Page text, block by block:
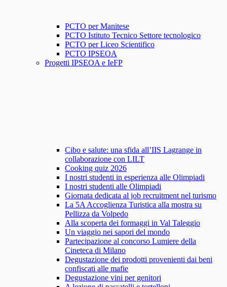
PCTO per Manitese
PCTO Istituto Tecnico Settore tecnologico
PCTO per Liceo Scientifico
PCTO IPSEOA
Progetti IPSEOA e IeFP
Cibo e salute: una sfida all’IIS Lagrange in
collaborazione con LILT
Cooking quiz 2026
I nostri studenti in esperienza alle Olimpiadi
I nostri studenti alle Olimpiadi
Giornata dedicata al job recruitment nel turismo
La 5A Accoglienza Turistica alla mostra su
Pellizza da Volpedo
Alla scoperta dei formaggi in Val Taleggio
Un viaggio nei sapori del mondo
Partecipazione al concorso Lumiere della
Cineteca di Milano
Degustazione dei prodotti provenienti dai beni
confiscati alle mafie
Degustazione vini per genitori